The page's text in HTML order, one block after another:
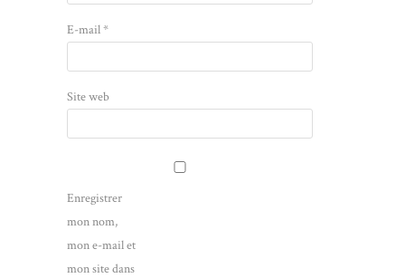
E-mail*
Site web
Enregistrer
mon nom,
mon e-mail et
mon site dans